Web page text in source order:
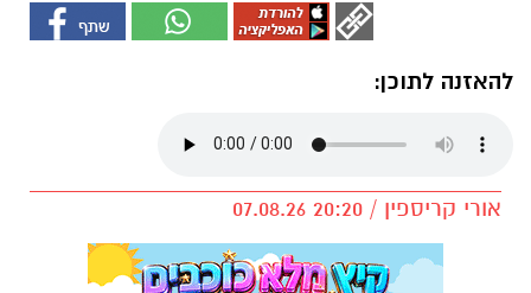
להאזנה לתוכן:
אורי קריספין / 20:20 07.08.26